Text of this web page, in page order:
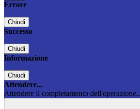
Errore
Chiudi
Successo
Chiudi
Informazione
Chiudi
Attendere...
Attendere il completamento